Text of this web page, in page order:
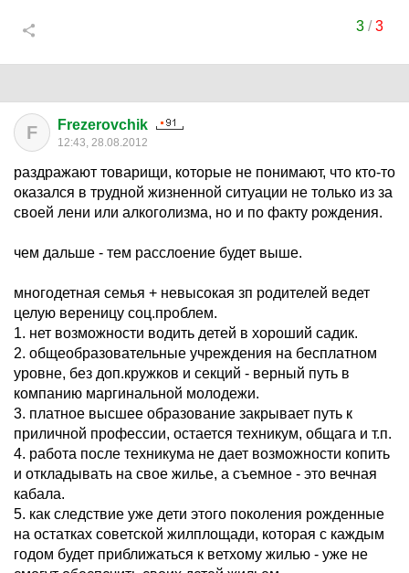
3/3
F Frezerovchik
12:43, 28.08.2012
раздражают товарищи, которые не понимают, что кто-то
оказался в трудной жизненной ситуации не только из за
своей лени или алкоголизма, но и по факту рождения.
чем дальше - тем расслоение будет выше.
многодетная семья + невысокая зп родителей ведет
целую вереницу соц.проблем.
1. нет возможности водить детей в хороший садик.
2. общеобразовательные учреждения на бесплатном
уровне, без доп.кружков и секций - верный путь в
компанию маргинальной молодежи.
3. платное высшее образование закрывает путь к
приличной профессии, остается техникум, общага и т.п.
4. работа после техникума не дает возможности копить
и откладывать на свое жилье, а съемное - это вечная
кабала.
5. как следствие уже дети этого поколения рожденные
на остатках советской жилплощади, которая с каждым
годом будет приближаться к ветхому жилью - уже не